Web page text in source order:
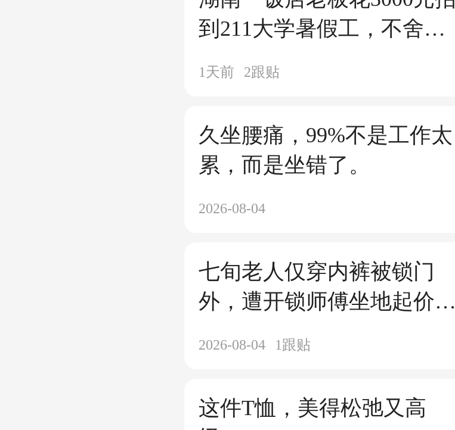
到211大学暑假工，不舍其
端盘子，退掉孩子12000元
“带孩子”辅导作业，网友：
这老板会算
1天前 2跟贴
久坐腰痛，99%不是工作太
累，而是坐错了。
2026-08-04
七旬老人仅穿内裤被锁门
外，遭开锁师傅坐地起价，
150元涨至450元，事后家属
“谁让他自己同意的？”
2026-08-04 1跟贴
这件T恤，美得松弛又高